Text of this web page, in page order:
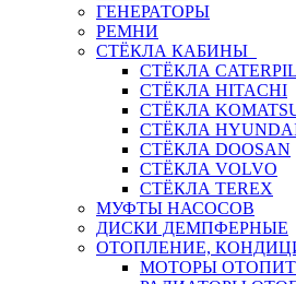
ГЕНЕРАТОРЫ
РЕМНИ
СТЁКЛА КАБИНЫ
СТЁКЛА
СТЁКЛА HITACHI
СТЁКЛА
СТЁКЛА
СТЁКЛА DOOSAN
СТЁКЛА VOLVO
СТЁКЛА TEREX
МУФТЫ НАСОСОВ
ДИСКИ ДЕМПФЕРНЫЕ
ОТОПЛЕНИЕ,
МОТОРЫ